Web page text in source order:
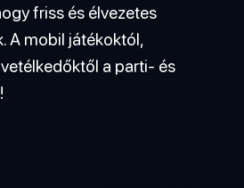
friss és élvezetes
A mobil játékoktól,
a parti- és